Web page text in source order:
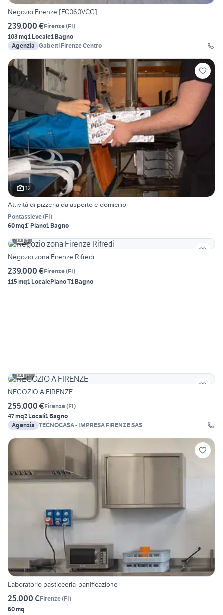
Negozio Firenze [FC060VCG]
239.000 €Firenze(FI)
103 mq1 Locale1 Bagno
Agenzia Gabetti Firenze Centro
12
Attività di pizzeria da asporto e domicilio
Pontassieve(FI)
60 mq1° Piano1 Bagno
5
Negozio zona Firenze Rifredi
239.000 €Firenze(FI)
115 mq1 LocalePiano T1 Bagno
14
NEGOZIO A FIRENZE
255.000 €Firenze(FI)
47 mq2 Locali1 Bagno
Agenzia TECNOCASA - IMPRESA FIRENZE SAS
Laboratorio pasticceria-panificazione
25.000 €Firenze(FI)
60 mq